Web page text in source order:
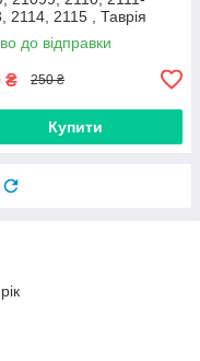
2114, 2115 , Таврія
стойки передньої
Комплект)
до відправки
₴ 250 ₴
Купити